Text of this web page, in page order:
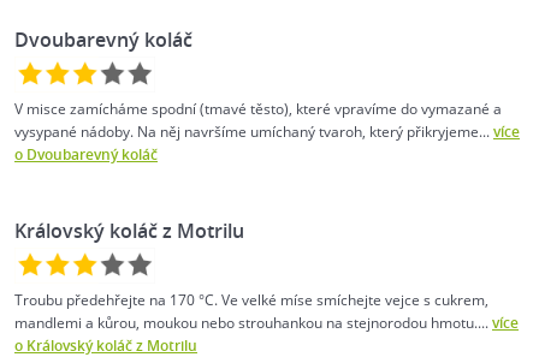
Dvoubarevný koláč
V misce zamícháme spodní (tmavé těsto), které vpravíme do vymazané a
vysypané nádoby. Na něj navršíme umíchaný tvaroh, který přikryjeme...více
o Dvoubarevný koláč
Královský koláč z Motrilu
Troubu předehřejte na 170 °C. Ve velké míse smíchejte vejce s cukrem,
mandlemi a kůrou, moukou nebo strouhankou na stejnorodou hmotu....více
o Královský koláč z Motrilu